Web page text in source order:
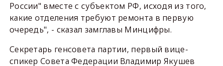
России" вместе с субъектом РФ, исходя из того,
какие отделения требуют ремонта в первую
очередь", - сказал замглавы Минцифры.
Секретарь генсовета партии, первый вице-
спикер Совета Федерации Владимир Якушев